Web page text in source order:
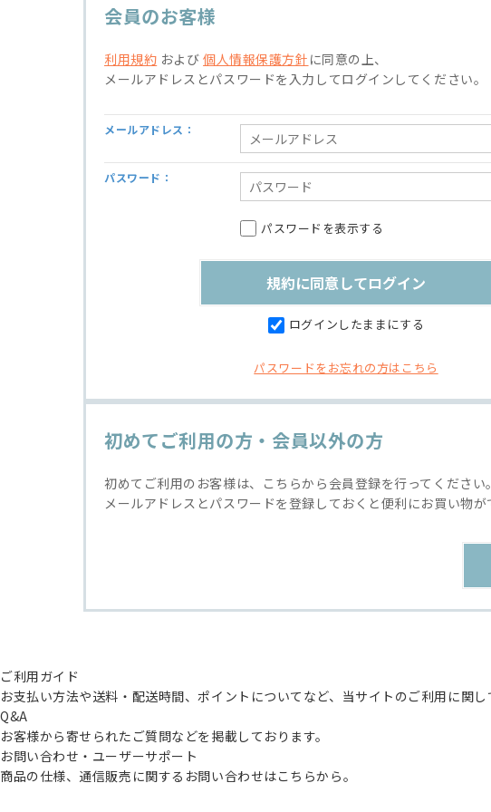
会員のお客様
利用規約 および個人情報保護方針 に同意の上、
メールアドレスとパスワードを入力してログインしてください。
メールアドレス：
パスワード：
パスワードを表示する
ログインしたままにする
パスワードをお忘れの方はこちら
初めてご利用の方・会員以外の方
初めてご利用のお客様は、こちらから会員登録を行ってください。
メールアドレスとパスワードを登録しておくと便利にお買い物が
ご利用ガイド
お支払い方法や送料・配送時間、ポイントについてなど、当サイトのご利用に関し
Q&A
お客様から寄せられたご質問などを掲載しております。
お問い合わせ・ユーザーサポート
商品の仕様、通信販売に関するお問い合わせはこちらから。